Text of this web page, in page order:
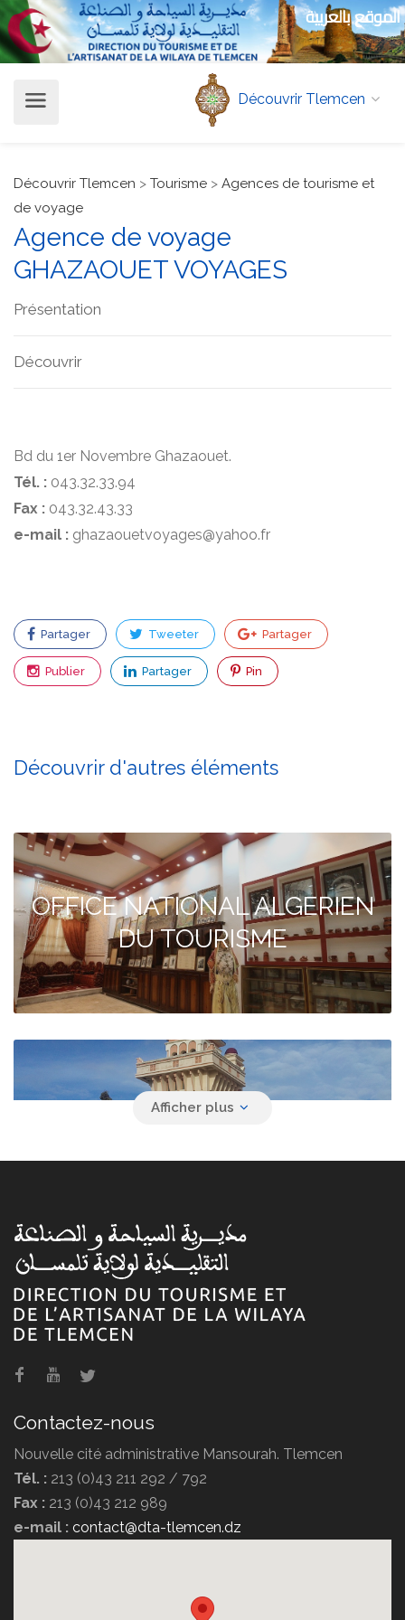
الموقع بالعربية
Découvrir Tlemcen
Découvrir Tlemcen > Tourisme > Agences de tourisme et
de voyage
Agence de voyage
GHAZAOUET VOYAGES
Présentation
Découvrir
Bd du 1er Novembre Ghazaouet.
Tél. : 043.32.33.94
Fax : 043.32.43.33
e-mail : ghazaouetvoyages@yahoo.fr
Partager Tweeter Partager
Publier Partager Pin
Découvrir d'autres éléments
OFFICE NATIONAL ALGERIEN
DU TOURISME
Agence de voyage YACINE
Agence de voyage POMARIA
Agence de voyage DIPLOMATE
Contactez-nous
Nouvelle cité administrative Mansourah. Tlemcen
Tél. : 213 (0)43 211 292 / 792
Fax : 213 (0)43 212 989
e-mail : contact@dta-tlemcen.dz